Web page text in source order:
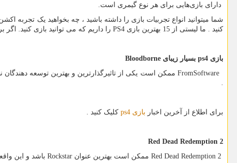
دارای بازی‌هایی برای هر نوع گیمری است.
شما میتوانید انواع تجربیات بازی را داشته باشید ، چه بخواهید یک
کنید . ما لیستی از 15 بهترین بازی
PS4 را داریم که می توانید بازی کنید.
بازی ps4 بسیار زیبای Bloodborne
FromSoftware ممکن است یکی از تاثیرگذارترین و بهترین توسعه دهندگان
برای اطلاع از آخرین اخبار بازی ps4 کلیک کنید .
Red Dead Redemption 2
Red Dead Redemption 2 ممکن است بهترین عنوان Rockstar باشد و این